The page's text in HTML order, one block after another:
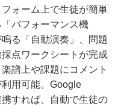
ォーム上で生徒が簡単
パフォーマンス機
る「自動演奏」、問題
点ワークシートが完成
譜上や課題にコメント
用可能。Google
すれば、自動で生徒の